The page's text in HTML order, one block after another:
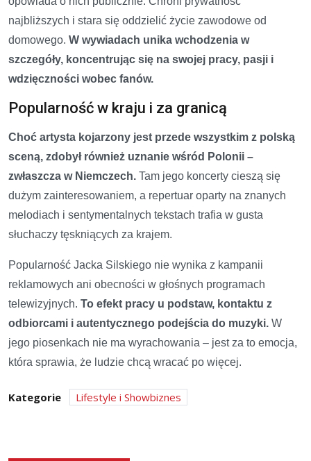
najbliższych i stara się oddzielić życie zawodowe od
domowego. W wywiadach unika wchodzenia w
szczegóły, koncentrując się na swojej pracy, pasji i
wdzięczności wobec fanów.
Popularność w kraju i za granicą
Choć artysta kojarzony jest przede wszystkim z polską
sceną, zdobył również uznanie wśród Polonii –
zwłaszcza w Niemczech. Tam jego koncerty cieszą się
dużym zainteresowaniem, a repertuar oparty na znanych
melodiach i sentymentalnych tekstach trafia w gusta
słuchaczy tęskniących za krajem.
Popularność Jacka Silskiego nie wynika z kampanii
reklamowych ani obecności w głośnych programach
telewizyjnych. To efekt pracy u podstaw, kontaktu z
odbiorcami i autentycznego podejścia do muzyki. W
jego piosenkach nie ma wyrachowania – jest za to emocja,
która sprawia, że ludzie chcą wracać po więcej.
Kategorie Lifestyle i Showbiznes